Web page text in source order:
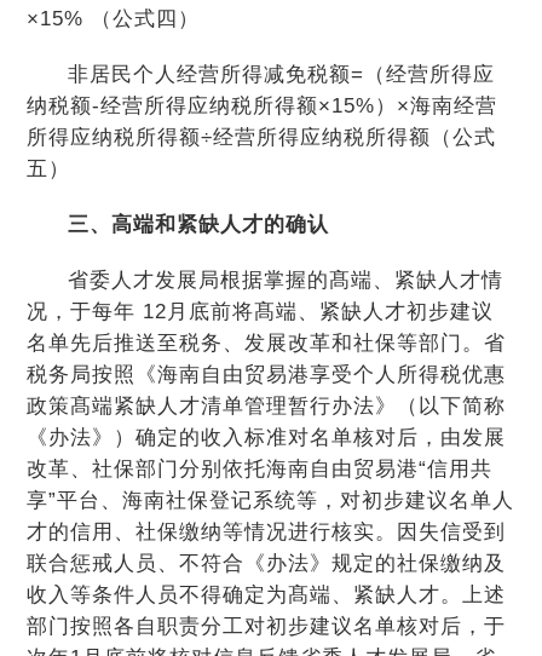
×15% （公式四）
非居民个人经营所得减免税额=（经营所得应
纳税额-经营所得应纳税所得额×15%）×海南经营
所得应纳税所得额÷经营所得应纳税所得额（公式
五）
三、高端和紧缺人才的确认
省委人才发展局根据掌握的髙端、紧缺人才情
况，于每年 12月底前将髙端、紧缺人才初步建议
名单先后推送至税务、发展改革和社保等部门。省
税务局按照《海南自由贸易港享受个人所得税优惠
政策髙端紧缺人才清单管理暂行办法》（以下简称
《办法》）确定的收入标准对名单核对后，由发展
改革、社保部门分别依托海南自由贸易港“信用共
享”平台、海南社保登记系统等，对初步建议名单人
才的信用、社保缴纳等情况进行核实。因失信受到
联合惩戒人员、不符合《办法》规定的社保缴纳及
收入等条件人员不得确定为髙端、紧缺人才。上述
部门按照各自职责分工对初步建议名单核对后，于